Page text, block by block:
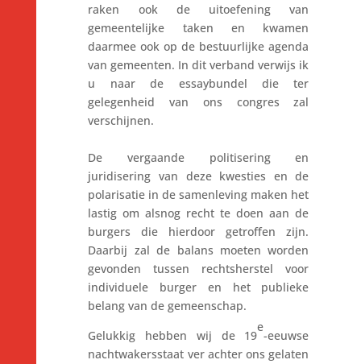
raken ook de uitoefening van
gemeentelijke taken en kwamen
daarmee ook op de bestuurlijke agenda
van gemeenten. In dit verband verwijs ik
u naar de essaybundel die ter
gelegenheid van ons congres zal
verschijnen.
De vergaande politisering en
juridisering van deze kwesties en de
polarisatie in de samenleving maken het
lastig om alsnog recht te doen aan de
burgers die hierdoor getroffen zijn.
Daarbij zal de balans moeten worden
gevonden tussen rechtsherstel voor
individuele burger en het publieke
belang van de gemeenschap.
Gelukkig hebben wij de 19
e
-eeuwse
nachtwakersstaat ver achter ons gelaten